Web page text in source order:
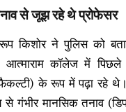
से जूझ रहे थे प्रोफेसर
किशोर ने पुलिस को
के आत्माराम कॉलेज में
के रूप में पढ़ा रहे
गंभीर मानसिक तनाव